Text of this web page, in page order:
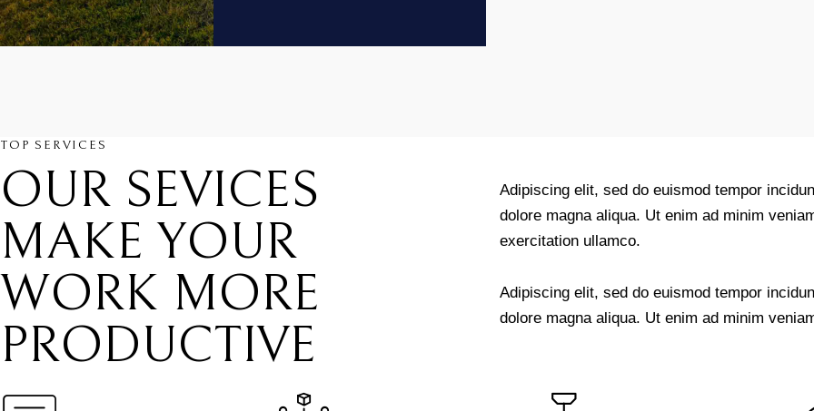
TOP SERVICES
OUR SEVICES
MAKE YOUR
WORK MORE
PRODUCTIVE
Adipiscing elit, sed do euismod tempor
dolore magna aliqua. Ut enim ad minim
exercitation ullamco.
Adipiscing elit, sed do euismod tempor
dolore magna aliqua. Ut enim ad minim